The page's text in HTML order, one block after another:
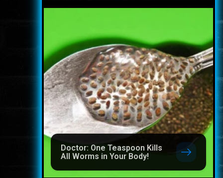
Doctor: One Teaspoon Kills
All Worms in Your Body!